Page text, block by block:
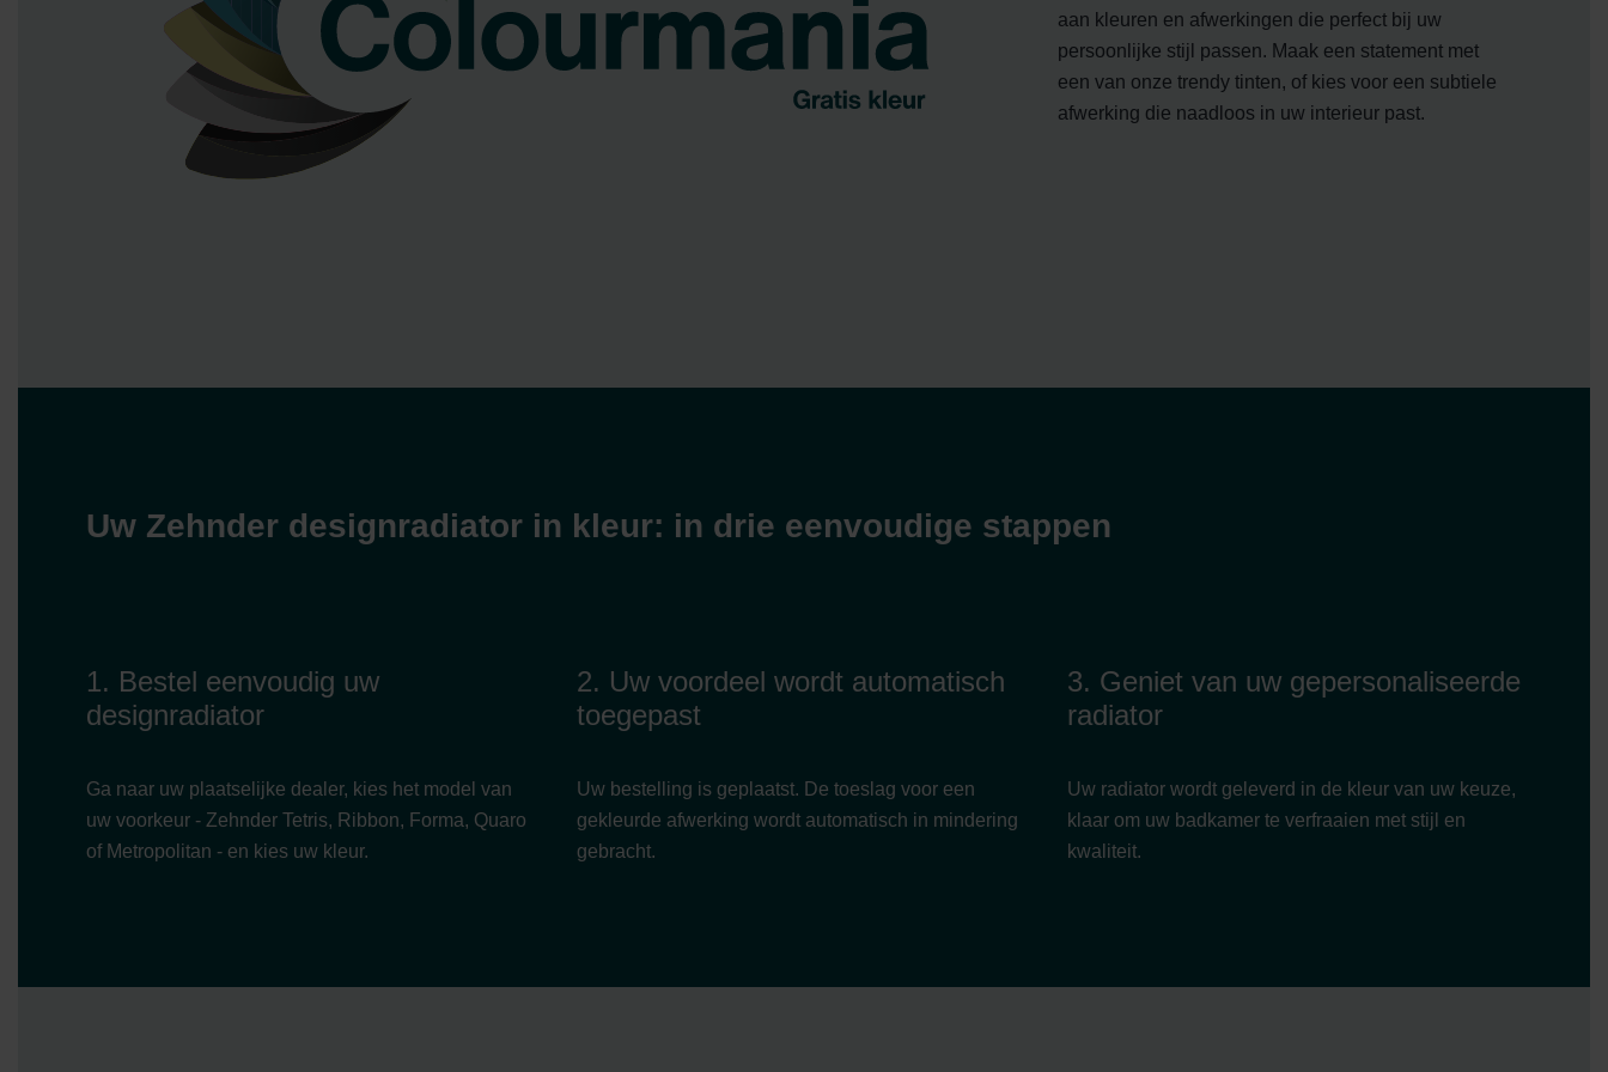
Zehnder Group Nederland bv: Privacyverklaringen
Zehnder Group Sales International: Privacy Policy
Zehnder Group Schweiz AG: Datenschutz
Zehnder Polska Sp. z o.o.: Oświadczenie o ochronie danych Zehnder
Zehnder Group UK Limited: Privacy Policy
aan kleuren en afwerkingen die perfect bij uw
persoonlijke stijl passen. Maak een statement met
een van onze trendy tinten, of kies voor een subtiele
afwerking die naadloos in uw interieur past.
Uw Zehnder designradiator in kleur: in drie eenvoudige stappen
1. Bestel eenvoudig uw
designradiator
Ga naar uw plaatselijke dealer, kies het model van
uw voorkeur - Zehnder Tetris, Ribbon, Forma, Quaro
of Metropolitan - en kies uw kleur.
2. Uw voordeel wordt automatisch
toegepast
Uw bestelling is geplaatst. De toeslag voor een
gekleurde afwerking wordt automatisch in mindering
gebracht.
3. Geniet van uw gepersonaliseerde
radiator
Uw radiator wordt geleverd in de kleur van uw keuze,
klaar om uw badkamer te verfraaien met stijl en
kwaliteit.